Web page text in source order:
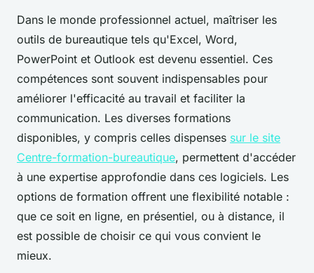
Dans le monde professionnel actuel, maîtriser les
outils de bureautique tels qu'Excel, Word,
PowerPoint et Outlook est devenu essentiel. Ces
compétences sont souvent indispensables pour
améliorer l'efficacité au travail et faciliter la
communication. Les diverses formations
disponibles, y compris celles dispenses sur le site
Centre-formation-bureautique, permettent d'accéder
à une expertise approfondie dans ces logiciels. Les
options de formation offrent une flexibilité notable :
que ce soit en ligne, en présentiel, ou à distance, il
est possible de choisir ce qui vous convient le
mieux.